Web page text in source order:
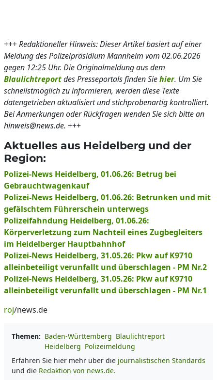
+++Redaktioneller Hinweis: Dieser Artikel basiert auf einer
Meldung des Polizeipräsidium Mannheim vom 02.06.2026
gegen 12:25 Uhr. Die Originalmeldung aus dem
Blaulichtreportdes Presseportals finden Siehier. Um Sie
schnellstmöglich zu informieren, werden diese Texte
datengetrieben aktualisiert und stichprobenartig kontrolliert.
Bei Anmerkungen oder Rückfragen wenden Sie sich bitte an
hinweis@news.de. +++
Aktuelles aus Heidelberg und der
Region:
Polizei-News Heidelberg, 01.06.26: Betrug bei
Gebrauchtwagenkauf
Polizei-News Heidelberg, 01.06.26: Betrunken und mit
gefälschtem Führerschein unterwegs
Polizeifahndung Heidelberg, 01.06.26:
Körperverletzung zum Nachteil eines Zugbegleiters
im Heidelberger Hauptbahnhof
Polizei-News Heidelberg, 31.05.26: Pkw auf K9710
alleinbeteiligt verunfallt und überschlagen - PM Nr.2
Polizei-News Heidelberg, 31.05.26: Pkw auf K9710
alleinbeteiligt verunfallt und überschlagen - PM Nr.1
roj/news.de
Themen: Baden-Württemberg Blaulichtreport
Heidelberg Polizeimeldung
Erfahren Sie hier mehr über die journalistischen Standards
und die Redaktion von news.de.